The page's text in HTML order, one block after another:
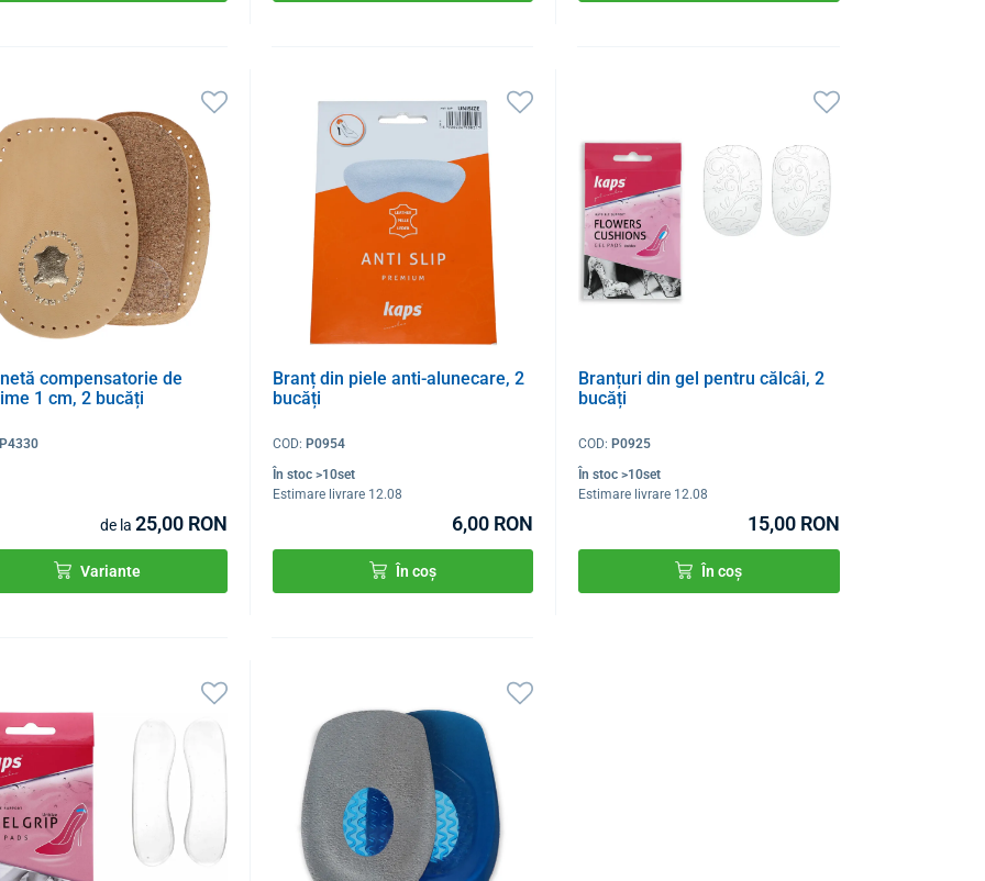
compensatorie de
1 cm, 2 bucăți
P4330
de la 25,00 RON
Variante
Branț din piele anti-alunecare, 2
bucăți
COD: P0954
În stoc >10set
Estimare livrare 12.08
6,00 RON
În coș
Branțuri din gel pentru călcâi, 2
bucăți
COD: P0925
În stoc >10set
Estimare livrare 12.08
15,00 RON
În coș